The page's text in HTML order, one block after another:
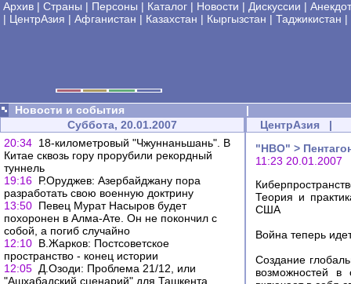
Архив | Страны | Персоны | Каталог | Новости | Дискуссии |
| ЦентрАзия | Афганистан | Казахстан | Кыргызстан | Таджикистан |
Новости и события
|
Суббота, 20.01.2007
20:34 18-километровый "Чжуннаньшань". В
Китае сквозь гору прорубили рекордный
туннель
19:16 Р.Оруджев: Азербайджану пора
разработать свою военную доктрину
13:50 Певец Мурат Насыров будет
похоронен в Алма-Ате. Он не покончил с
собой, а погиб случайно
12:10 В.Жарков: Постсоветское
пространство - конец истории
12:05 Д.Озоди: Проблема 21/12, или
"Ашхабадский сценарий" для Ташкента
ЦентрАзия |
"НВО" >
11:23 20.01.2007
Теория и
США
Война теперь
Создание
возможностей